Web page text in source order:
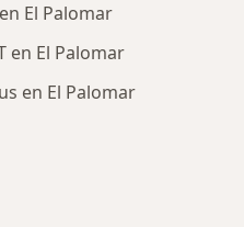
El Palomar
en El Palomar
en El Palomar